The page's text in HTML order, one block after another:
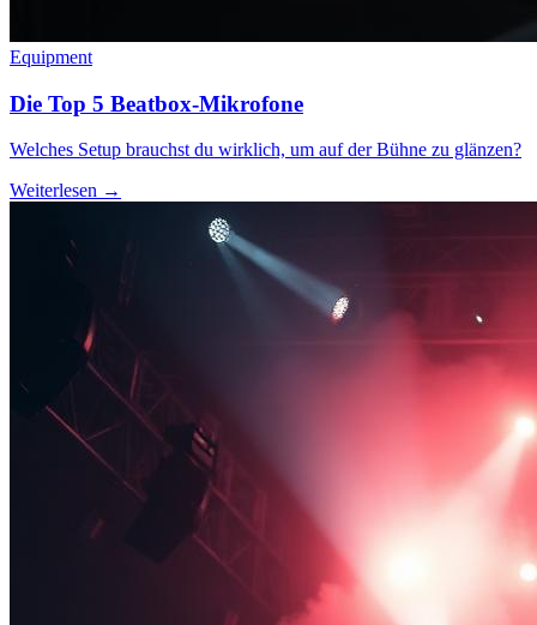
Equipment
Die Top 5 Beatbox-Mikrofone
Welches Setup brauchst du wirklich, um auf der Bühne zu glänzen?
Weiterlesen →